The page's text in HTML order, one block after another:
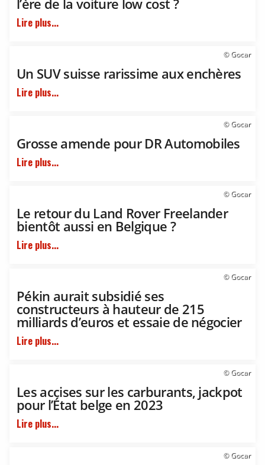
l’ère de la voiture low cost ?
Lire plus...
© Gocar
Un SUV suisse rarissime aux enchères
Lire plus...
© Gocar
Grosse amende pour DR Automobiles
Lire plus...
© Gocar
Le retour du Land Rover Freelander
bientôt aussi en Belgique ?
Lire plus...
© Gocar
Pékin aurait subsidié ses
constructeurs à hauteur de 215
milliards d’euros et essaie de négocier
Lire plus...
© Gocar
Les accises sur les carburants, jackpot
pour l’État belge en 2023
Lire plus...
© Gocar